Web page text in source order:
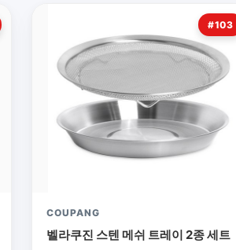
#103
COUPANG
벨라쿠진 스텐 메쉬 트레이 2종 세트